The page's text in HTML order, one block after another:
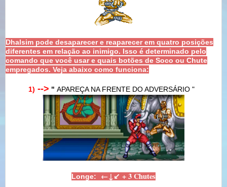
Dhalsim pode desaparecer e reaparecer em quatro posições
diferentes em relação ao inimigo. Isso é determinado pelo
comando que você usar e quais botões de Soco ou Chute
empregados. Veja abaixo como funciona:
1) --> " APAREÇA NA FRENTE DO ADVERSÁRIO "
Longe: ←↓↙ + 3 Chutes